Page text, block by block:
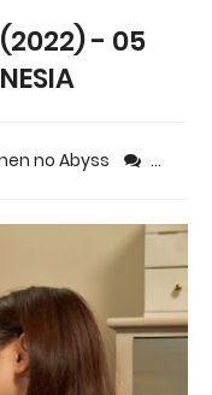
- 05
no Abyss